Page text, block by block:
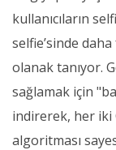
kullanıcıların
selfie’sinde
olanak tanıyor.
sağlamak için
indirerek, her iki
algoritması